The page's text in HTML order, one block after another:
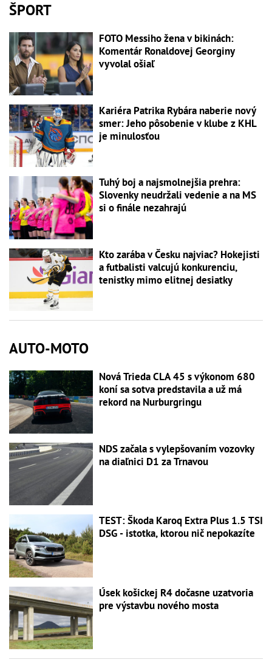
ŠPORT
FOTO Messiho žena v bikinách:
Komentár Ronaldovej Georginy
vyvolal ošiaľ
Kariéra Patrika Rybára naberie nový
smer: Jeho pôsobenie v klube z KHL
je minulosťou
Tuhý boj a najsmolnejšia prehra:
Slovenky neudržali vedenie a na MS
si o finále nezahrajú
Kto zarába v Česku najviac? Hokejisti
a futbalisti valcujú konkurenciu,
tenistky mimo elitnej desiatky
AUTO-MOTO
Nová Trieda CLA 45 s výkonom 680
koní sa sotva predstavila a už má
rekord na Nurburgringu
NDS začala s vylepšovaním vozovky
na diaľnici D1 za Trnavou
TEST: Škoda Karoq Extra Plus 1.5 TSI
DSG - istotka, ktorou nič nepokazíte
Úsek košickej R4 dočasne uzatvoria
pre výstavbu nového mosta